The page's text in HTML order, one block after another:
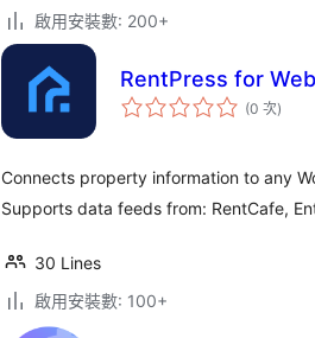
啟用安裝數: 200+
RentPress for
(0 次評
分)
Connects property information to any
Supports data feeds from: RentCafe,
30 Lines
啟用安裝數: 100+